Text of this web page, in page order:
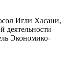
Игли Хасани,
деятельности
Экономико-